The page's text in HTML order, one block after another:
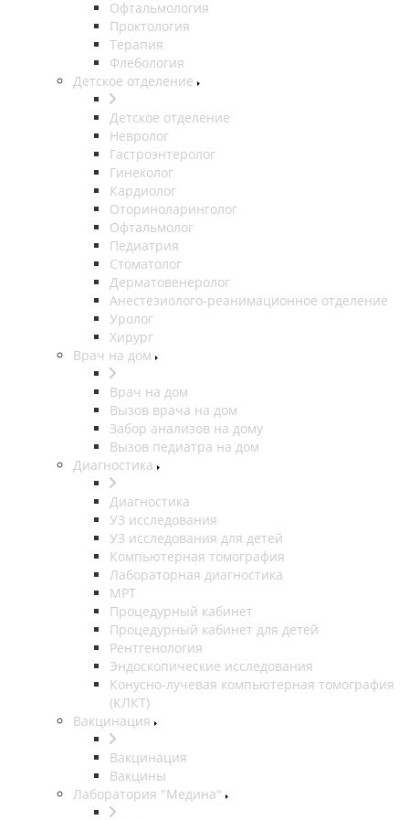
Офтальмология
Проктология
Терапия
Флебология
Детское отделение
Детское отделение
Невролог
Гастроэнтеролог
Гинеколог
Кардиолог
Оториноларинголог
Офтальмолог
Педиатрия
Стоматолог
Дерматовенеролог
Анестезиолого-реанимационное отделение
Уролог
Хирург
Врач на дом
Врач на дом
Вызов врача на дом
Забор анализов на дому
Вызов педиатра на дом
Диагностика
Диагностика
УЗ исследования
УЗ исследования для детей
Компьютерная томография
Лабораторная диагностика
МРТ
Процедурный кабинет
Процедурный кабинет для детей
Рентгенология
Эндоскопические исследования
Конусно-лучевая компьютерная томография
(КЛКТ)
Вакцинация
Вакцинация
Вакцины
Лаборатория "Медина"